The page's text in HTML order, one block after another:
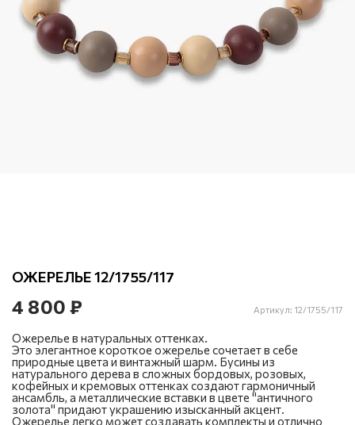
ОЖЕРЕЛЬЕ 12/1755/117
4 800 ₽ Артикул: 12/1755/117
Ожерелье в натуральных оттенках.
Это элегантное короткое ожерелье сочетает в себе
природные цвета и винтажный шарм. Бусины из
натурального дерева в сложных бордовых, розовых,
кофейных и кремовых оттенках создают гармоничный
ансамбль, а металлические вставки в цвете "античного
золота" придают украшению изысканный акцент.
Ожерелье легко может создавать комплекты и отлично